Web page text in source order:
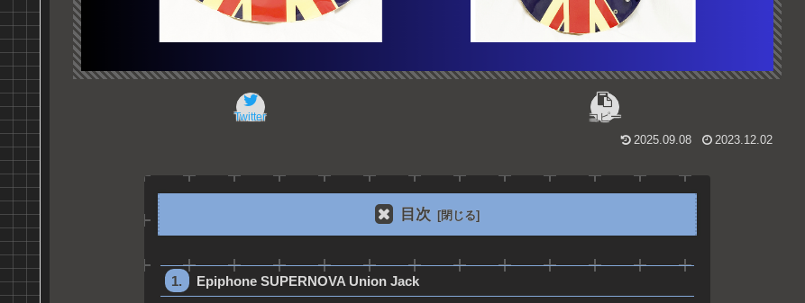
Twitter
コピー
2025.09.08
2023.12.02
目次
Epiphone SUPERNOVA Union Jack